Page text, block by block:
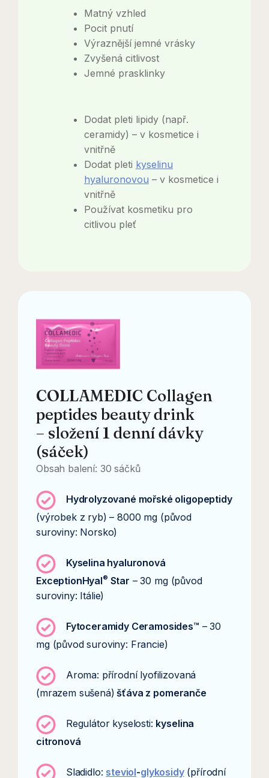
Matný vzhled
Pocit pnutí
Výraznější jemné vrásky
Zvyšená citlivost
Jemné prasklinky
Dodat pleti lipidy (např.
ceramidy) – v kosmetice i
vnitřně
Dodat pleti kyselinu
hyaluronovou – v kosmetice i
vnitřně
Používat kosmetiku pro
citlivou pleť
COLLAMEDIC Collagen
peptides beauty drink
– složení 1 denní dávky
(sáček)
Obsah balení: 30 sáčků
Hydrolyzované mořské oligopeptidy
(výrobek z ryb) – 8000 mg (původ
suroviny: Norsko)
Kyselina hyaluronová
ExceptionHyal® Star – 30 mg (původ
suroviny: Itálie)
Fytoceramidy Ceramosides™ – 30
mg (původ suroviny: Francie)
Aroma: přírodní lyofilizovaná
(mrazem sušená) šťáva z pomeranče
Regulátor kyselosti: kyselina
citronová
Sladidlo: steviol-glykosidy(přírodní